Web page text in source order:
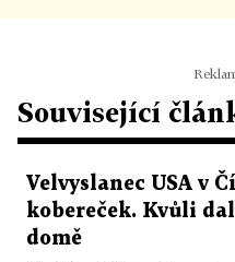
Související
Velvyslanec USA v
kobereček. Kvůli
domě